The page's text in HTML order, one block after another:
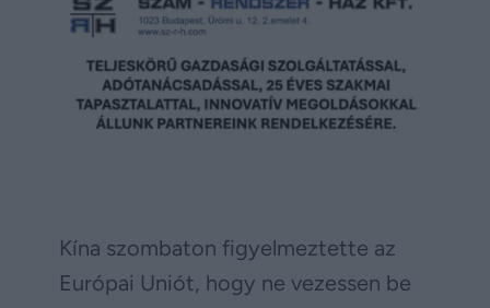
Kína szombaton figyelmeztette az
Európai Uniót, hogy ne vezessen be